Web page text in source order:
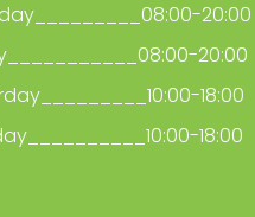
20:00
20:00
18:00
18:00